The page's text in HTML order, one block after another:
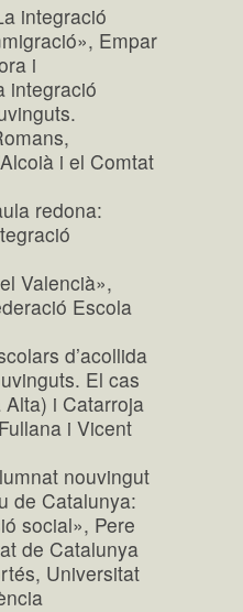
integració
Empar
i
integració
i el Comtat
redona:
Valencià»,
Escola
d’acollida
El cas
i Catarroja
i Vicent
nouvingut
de Catalunya:
social», Pere
de Catalunya
Universitat